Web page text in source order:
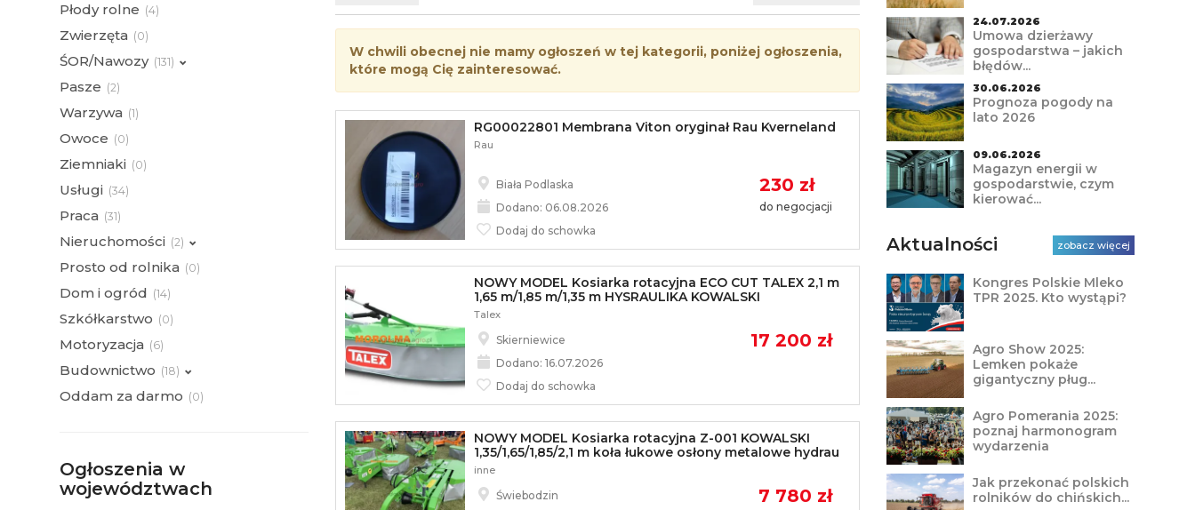
W chwili obecnej nie mamy ogłoszeń w tej kategorii, poniżej ogłoszenia,
które mogą Cię zainteresować.
RG00022801 Membrana Viton oryginał Rau Kverneland
Rau
230 zł
do negocjacji
Biała Podlaska
Dodano: 06.08.2026
Dodaj do schowka
NOWY MODEL Kosiarka rotacyjna ECO CUT TALEX 2,1 m
1,65 m/1,85 m/1,35 m HYSRAULIKA KOWALSKI
Talex
17 200 zł
Skierniewice
Dodano: 16.07.2026
Dodaj do schowka
NOWY MODEL Kosiarka rotacyjna Z-001 KOWALSKI
1,35/1,65/1,85/2,1 m koła łukowe osłony metalowe hydrau
inne
7 780 zł
Świebodzin
Płody rolne (4)
Zwierzęta (0)
ŚOR/Nawozy (131)
Pasze (2)
Warzywa (1)
Owoce (0)
Ziemniaki (0)
Usługi (34)
Praca (31)
Nieruchomości (2)
Prosto od rolnika (0)
Dom i ogród (14)
Szkółkarstwo (0)
Motoryzacja (6)
Budownictwo (18)
Oddam za darmo (0)
Ogłoszenia w
województwach
24.07.2026
Umowa dzierżawy
gospodarstwa – jakich
błędów...
30.06.2026
Prognoza pogody na
lato 2026
09.06.2026
Magazyn energii w
gospodarstwie, czym
kierować...
Aktualności zobacz więcej
Kongres Polskie Mleko
TPR 2025. Kto wystąpi?
Agro Show 2025:
Lemken pokaże
gigantyczny pług...
Agro Pomerania 2025:
poznaj harmonogram
wydarzenia
Jak przekonać polskich
rolników do chińskich...